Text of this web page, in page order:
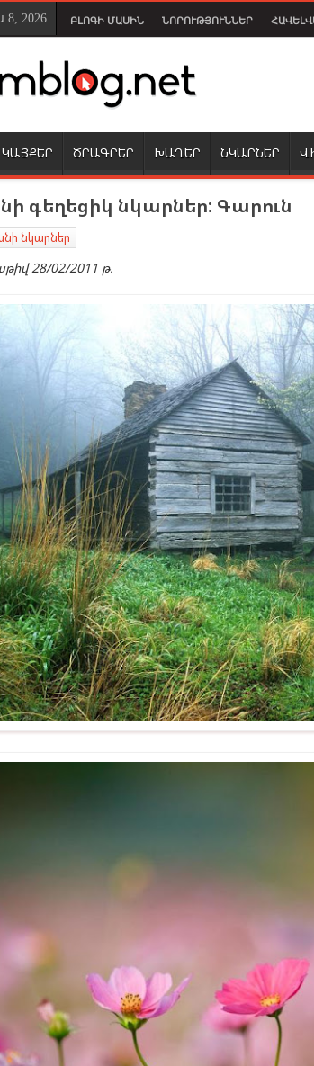
2026 ԲԼՈԳԻ ՄԱՍԻՆ ՆՈՐՈՒԹՅՈՒՆՆԵՐ
ԿԱՅՔԵՐ ԾՐԱԳՐԵՐ ԽԱՂԵՐ ՆԿԱՐՆԵՐ
գեղեցիկ նկարներ: Գարուն
նկարներ
28/02/2011 թ.